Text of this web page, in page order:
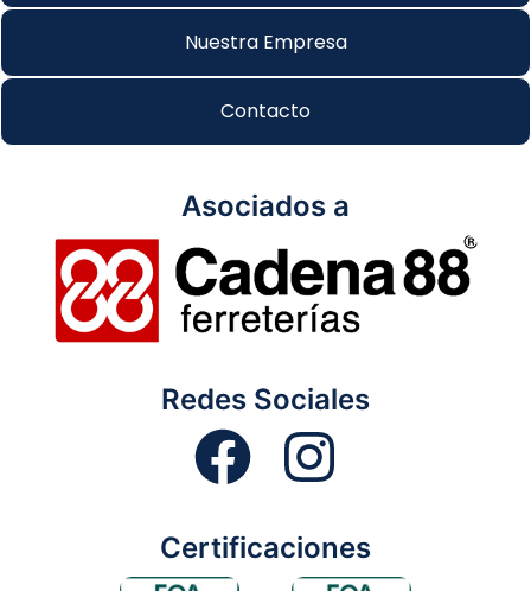
Nuestra Empresa
Contacto
Asociados a
Redes Sociales
Certificaciones